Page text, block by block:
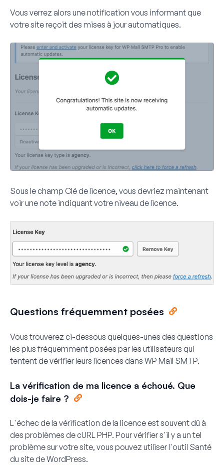
Vous verrez alors une notification vous informant que
votre site reçoit des mises à jour automatiques.
Sous le champ Clé de licence, vous devriez maintenant
voir une note indiquant votre niveau de licence.
Questions fréquemment posées
Vous trouverez ci-dessous quelques-unes des questions
les plus fréquemment posées par les utilisateurs qui
tentent de vérifier leurs licences dans WP Mail SMTP.
La vérification de ma licence a échoué. Que
dois-je faire ?
L'échec de la vérification de la licence est souvent dû à
des problèmes de cURL PHP. Pour vérifier s'il y a un tel
problème sur votre site, vous pouvez utiliser l'outil Santé
du site de WordPress.